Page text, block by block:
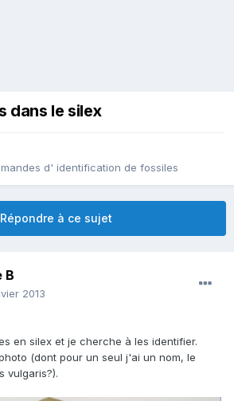
dans le silex
d' identification de fossiles
Répondre à ce sujet
B
2013
en silex et je cherche à les identifier.
(dont pour un seul j'ai un nom, le
vulgaris?).